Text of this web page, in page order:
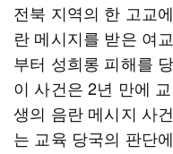
전북 지역의 한 고교
란 메시지를 받은 여
부터 성희롱 피해를
이 사건은 2년 만에
생의 음란 메시지 사
는 교육 당국의 판단